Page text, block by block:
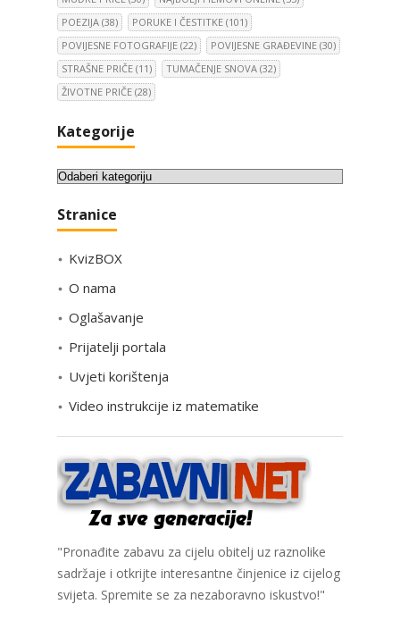
POEZIJA (38) PORUKE I ČESTITKE (101)
POVIJESNE FOTOGRAFIJE (22) POVIJESNE GRAĐEVINE (30)
STRAŠNE PRIČE (11) TUMAČENJE SNOVA (32)
ŽIVOTNE PRIČE (28)
Kategorije
K
t
g
i
j
Stranice
KvizBOX
O nama
Oglašavanje
Prijatelji portala
Uvjeti korištenja
Video instrukcije iz matematike
"Pronađite zabavu za cijelu obitelj uz raznolike
sadržaje i otkrijte interesantne činjenice iz cijelog
svijeta. Spremite se za nezaboravno iskustvo!"